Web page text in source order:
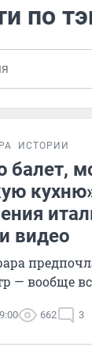
по
ИСТОРИИ
видео
— вообще
662 3